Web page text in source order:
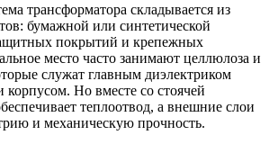
трансформатора складывается из
бумажной или синтетической
покрытий и крепежных
место часто занимают целлюлоза и
служат главным диэлектриком
Но вместе со стоячей
теплоотвод, а внешние слои
и механическую прочность.